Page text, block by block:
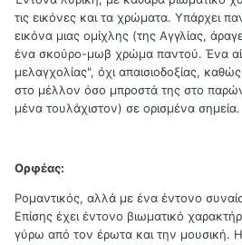
τις εικόνες και τα χρώματα. Υπάρχει
εικόνα μιας ομίχλης (της Αγγλίας,
ένα σκούρο-μωβ χρώμα παντού. Ένα
μελαγχολίας", όχι απαισιοδοξίας,
στο μέλλον όσο μπροστά της στο
μένα τουλάχιστον) σε ορισμένα σημεία.
Ορφέας:
Ρομαντικός, αλλά με ένα έντονο
Επίσης έχει έντονο βιωματικό
γύρω από τον έρωτα και την μουσική.